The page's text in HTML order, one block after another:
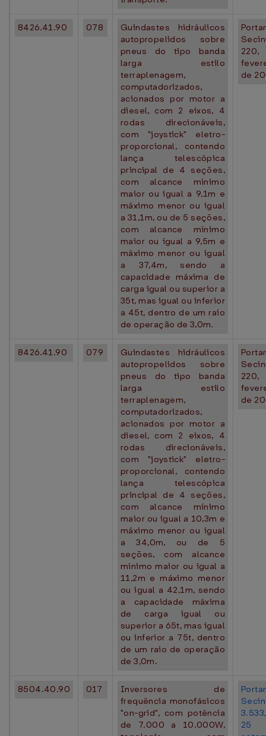
8426.41.90 078
Guindastes hidráulicos
autopropelidos sobre
pneus do tipo banda
larga estilo
terraplenagem,
computadorizados,
acionados por motor a
diesel, com 2 eixos, 4
rodas direcionáveis,
com "joystick" eletro-
proporcional, contendo
lança telescópica
principal de 4 seções,
com alcance mínimo
maior ou igual a 9,1m e
máximo menor ou igual
a 31,1m, ou de 5 seções,
com alcance mínimo
maior ou igual a 9,5m e
máximo menor ou igual
a 37,4m, sendo a
capacidade máxima de
carga igual ou superior a
35t, mas igual ou inferior
a 45t, dentro de um raio
de operação de 3,0m.
de
8426.41.90 079
Guindastes hidráulicos
autopropelidos sobre
pneus do tipo banda
larga estilo
terraplenagem,
computadorizados,
acionados por motor a
diesel, com 2 eixos, 4
rodas direcionáveis,
com "joystick" eletro-
proporcional, contendo
lança telescópica
principal de 4 seções,
com alcance mínimo
maior ou igual a 10,3m e
máximo menor ou igual
a 34,0m, ou de 5
seções, com alcance
mínimo maior ou igual a
11,2m e máximo menor
ou igual a 42,1m, sendo
a capacidade máxima
de carga igual ou
superior a 65t, mas igual
ou inferior a 75t, dentro
de um raio de operação
de 3,0m.
de
8504.40.90 017
Inversores de
frequência monofásicos
"on-grid", com potência
de 7.000 a 10.000W,
25